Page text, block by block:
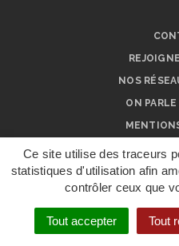
Ce site utilise des traceurs
statistiques d'utilisation afin
contrôler ceux que
Tout accepter Tout
NOS
ON